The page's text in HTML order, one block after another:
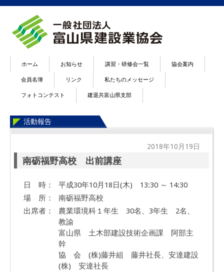
ホーム お知らせ 講習・研修会一覧 協会案内
会員名簿 リンク 私たちのメッセージ
フォトコンテスト 建退共富山県支部
活動報告
2018年10月19日
南砺福野高校 出前講座
日 時：
平成30年10月18日(木) 13:30 ～ 14:30
場 所：
南砺福野高校
出席者：
農業環境科１年生 30名、3年生 2名、
教諭
富山県 土木部建設技術企画課 阿部主
幹
協 会 (株)藤井組 藤井社長、安達建設
(株) 安達社長